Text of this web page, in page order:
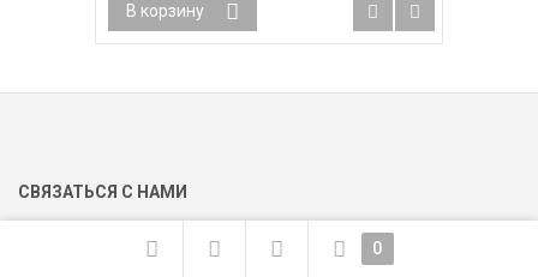
В корзину
СВЯЗАТЬСЯ С НАМИ
0